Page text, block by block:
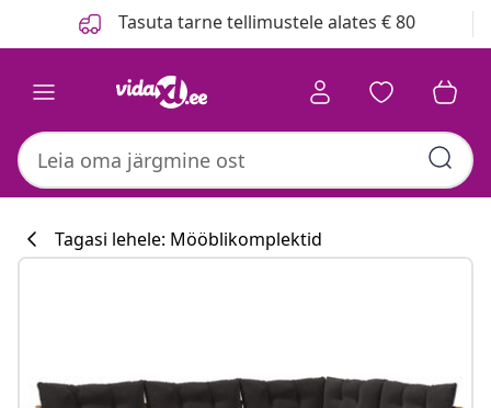
Tasuta tarne tellimustele alates € 80
Tagasi lehele: Mööblikomplektid